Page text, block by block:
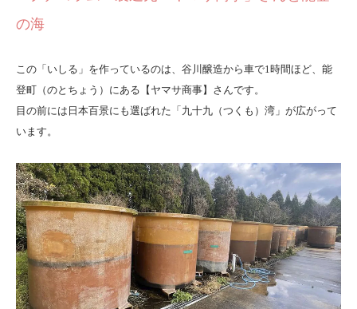
の海
この「いしる」を作っているのは、谷川醸造から車で1時間ほど、能
登町（のとちょう）にある【ヤマサ商事】さんです。
目の前には日本百景にも選ばれた「九十九（つくも）湾」が広がって
います。